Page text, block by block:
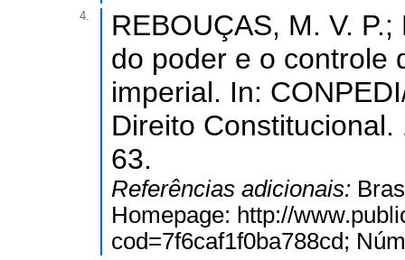
4.
REBOUÇAS, M. V.
do poder e o controle
imperial. In:
Direito
63.
Referências adicionais:
Homepage: http://
cod=7f6caf1f0ba788cd;